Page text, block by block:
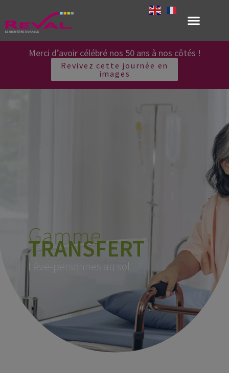
Merci d’avoir célébré nos 50 ans à nos côtés !
Revivez cette journée en
images
Gamme
TRANSFERT
Lève-personnes X